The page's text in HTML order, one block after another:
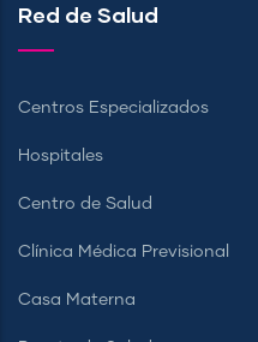
Red de Salud
Centros Especializados
Hospitales
Centro de Salud
Clínica Médica Previsional
Casa Materna